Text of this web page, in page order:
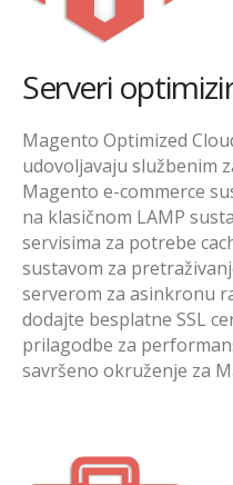
Serveri
Magento Optimized
udovoljavaju službenim
Magento e-commerce
na klasičnom LAMP
servisima za potrebe
sustavom za
serverom za asinkronu
dodajte besplatne SSL
prilagodbe za
savršeno okruženje za